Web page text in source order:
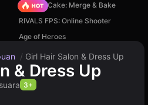
Piece of Cake: Merge & Bake
RIVALS FPS: Online Shooter
Age of Heroes
/ Girl Hair Salon & Dress Up
& Dress Up
3+